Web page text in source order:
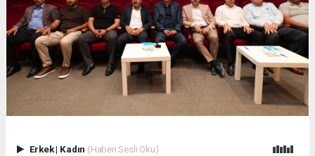
Erkek| Kadın (Haberi Sesli Oku)